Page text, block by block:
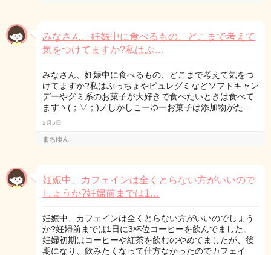
みなさん、妊娠中に食べるもの、どこまで考えて
気をつけてますか?私はぷ…
みなさん、妊娠中に食べるもの、どこまで考えて気をつ
けてますか?私はぷっちょやピュレグミなどソフトキャン
デーやグミ系のお菓子が大好きで食べたいときは食べて
ますヽ(；▽；)ノしかしこーゆーお菓子は添加物がた…
2月5日
まちゆん
妊娠中、カフェインは全くとらない方がいいので
しょうか?妊婦前までは1…
妊娠中、カフェインは全くとらない方がいいのでしょう
か?妊婦前までは1日に3杯位コーヒーを飲んでました。
妊婦初期はコーヒーや紅茶を飲むのやめてましたが、後
期になり、飲みたくなって仕方なかったのでカフェイ